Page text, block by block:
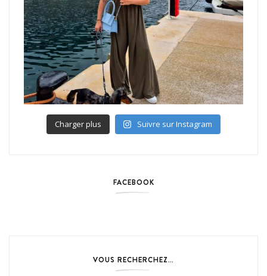
Charger plus Suivre sur Instagram
FACEBOOK
VOUS RECHERCHEZ…